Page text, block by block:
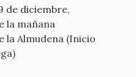
de diciembre,
la mañana
la Almudena (Inicio